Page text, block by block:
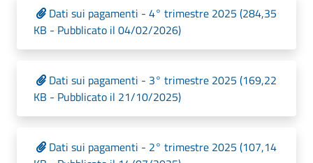
Dati sui pagamenti - 4° trimestre 2025 (284,35
KB - Pubblicato il 04/02/2026)
Dati sui pagamenti - 3° trimestre 2025 (169,22
KB - Pubblicato il 21/10/2025)
Dati sui pagamenti - 2° trimestre 2025 (107,14